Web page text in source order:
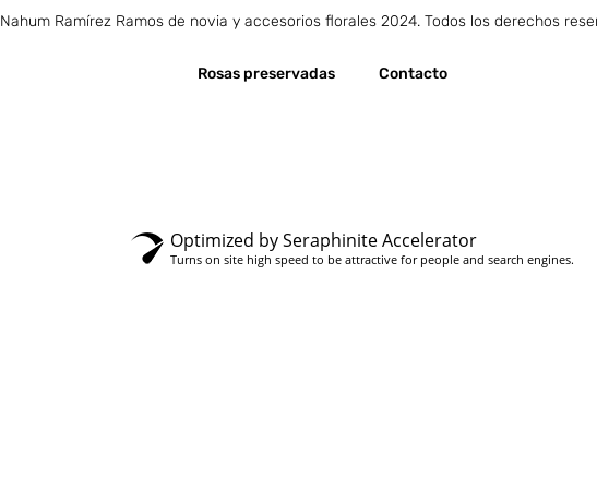
Nahum Ramírez Ramos de novia y accesorios florales 2024. Todos los derechos
Rosas preservadas Contacto
Optimized by Seraphinite Accelerator
Turns on site high speed to be attractive for people and search engines.